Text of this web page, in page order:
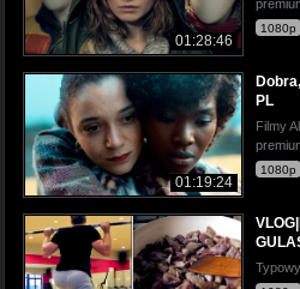
01:28:46
1080p
01:19:24
PL
Filmy
1080p